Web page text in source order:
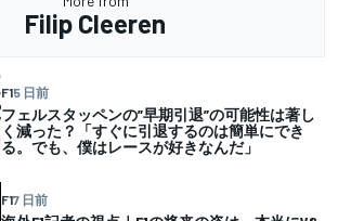
Filip Cleeren
F15 日前
フェルスタッペンの”早期引退”の可能性は著し
く減った？「すぐに引退するのは簡単にでき
る。でも、僕はレースが好きなんだ」
F17 日前